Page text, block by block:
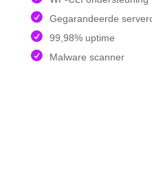
Gegarandeerde
99,98% uptime
Malware scanner